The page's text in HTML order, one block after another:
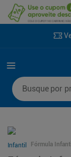
Busque por
Infantil Fórmula Infantil
Termos
4º